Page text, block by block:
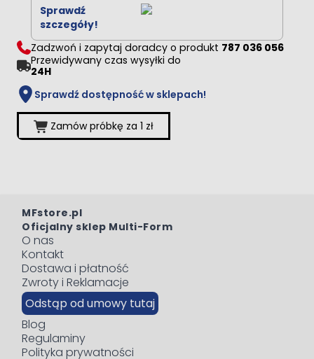
Sprawdź
szczegóły!
Zadzwoń i zapytaj doradcy o produkt 787 036 056
Przewidywany czas wysyłki do
24H
Sprawdź dostępność w sklepach!
Zamów próbkę za 1 zł
MFstore.pl
Oficjalny sklep Multi-Form
O nas
Kontakt
Dostawa i płatność
Zwroty i Reklamacje
Odstąp od umowy tutaj
Blog
Regulaminy
Polityka prywatności